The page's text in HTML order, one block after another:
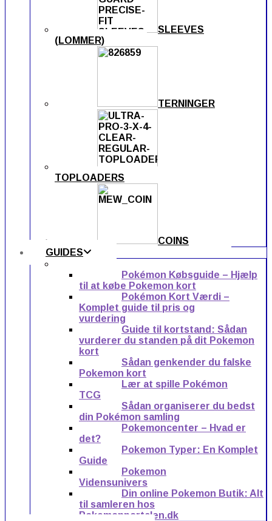
SLEEVES
(LOMMER)
TERNINGER
TOPLOADERS
COINS
GUIDES
Pokémon Købsguide – Hjælp
til at købe Pokemon kort
Pokémon Kort Værdi –
Komplet guide til pris og
vurdering
Guide til kortstand: Sådan
vurderer du standen på dit Pokemon
kort
Sådan genkender du falske
Pokemon kort
Lær at spille Pokémon
TCG
Sådan organiserer du bedst
din Pokémon samling
Pokemoncenter – Hvad er
det?
Pokemon Typer: En Komplet
Guide
Pokemon
Vidensunivers
Din online Pokemon Butik: Alt
til samleren hos
Pokemonportalen.dk